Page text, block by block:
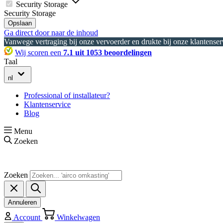
Security Storage
Security Storage
Opslaan
Ga direct door naar de inhoud
Vanwege vertraging bij onze vervoerder en drukte bij onze
Wij scoren een 7.1 uit 1053 beoordelingen
Taal
nl
Professional of installateur?
Klantenservice
Blog
Menu
Zoeken
Zoeken
Annuleren
Account Winkelwagen